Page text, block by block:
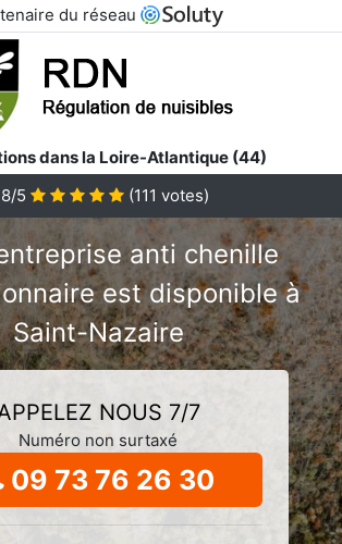
du réseau
dans la Loire-Atlantique (44)
5
(111 votes)
anti chenille
est disponible à
Saint-Nazaire
NOUS 7/7
Numéro non surtaxé
09 73 76 26 30